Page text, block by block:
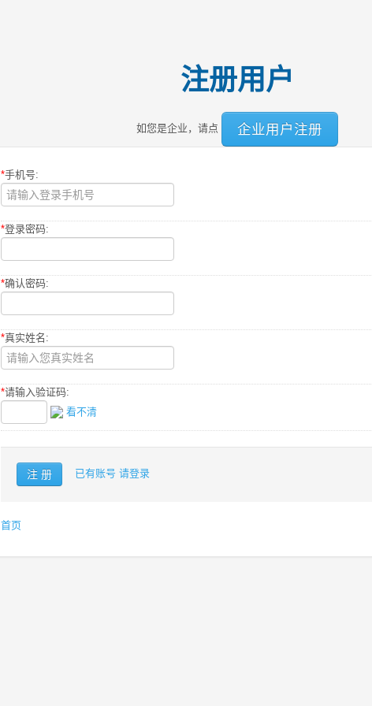
注册用户
如您是企业，请点 企业用户注册
*手机号:
*登录密码:
*确认密码:
*真实姓名:
*请输入验证码:
看不清
已有账号 请登录
首页